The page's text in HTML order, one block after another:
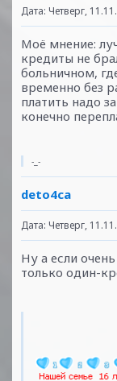
Дата: Четверг,
Моё мнение:
кредиты не
больничном,
временно без
платить надо
конечно
-_-
deto4ca
Дата: Четверг,
Ну а если
только один-